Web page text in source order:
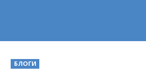
POSTED
IN
БЛОГИ